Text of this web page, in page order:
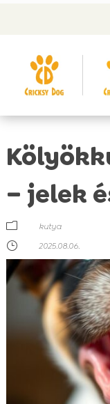
🤝
– jelek
m
kutya
}
2025.08.06.